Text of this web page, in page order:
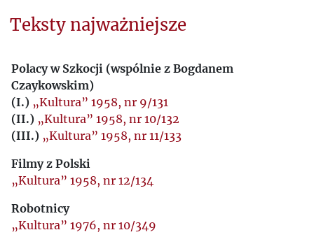
Teksty najważniejsze
Polacy w Szkocji (wspólnie z Bogdanem
Czaykowskim)
(I.) „Kultura” 1958, nr 9/131
(II.) „Kultura” 1958, nr 10/132
(III.) „Kultura” 1958, nr 11/133
Filmy z Polski
„Kultura” 1958, nr 12/134
Robotnicy
„Kultura” 1976, nr 10/349